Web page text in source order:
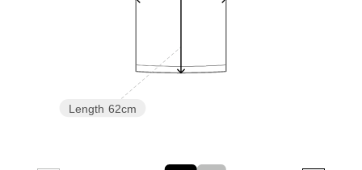
Length 62cm